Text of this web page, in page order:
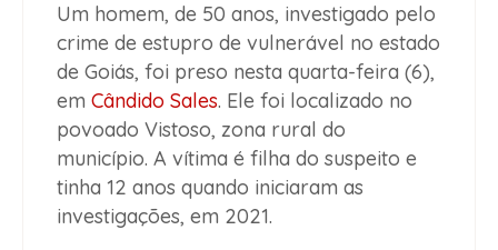
Um homem, de 50 anos, investigado pelo
crime de estupro de vulnerável no estado
de Goiás, foi preso nesta quarta-feira (6),
em Cândido Sales. Ele foi localizado no
povoado Vistoso, zona rural do
município. A vítima é filha do suspeito e
tinha 12 anos quando iniciaram as
investigações, em 2021.